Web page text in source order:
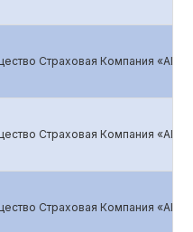
Страховая Компания
Страховая Компания
Страховая Компания